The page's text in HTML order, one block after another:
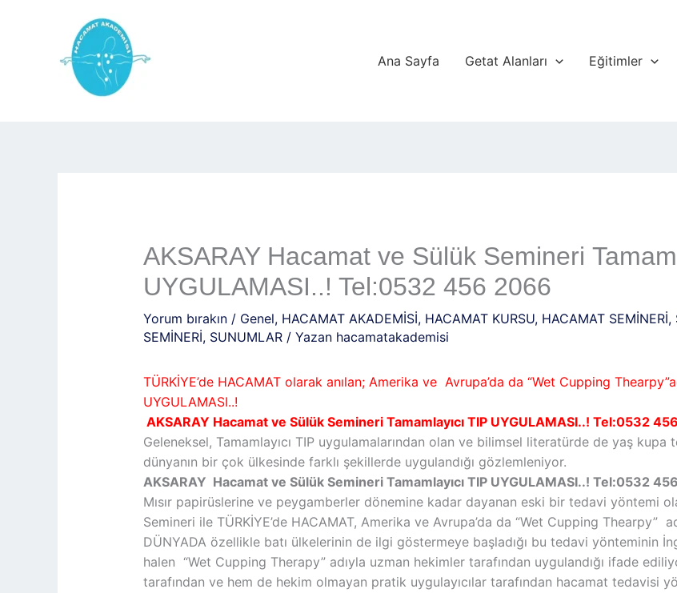
Ana Sayfa
Getat Alanları Eğitimler
AKSARAY Hacamat ve Sülük Semineri
UYGULAMASI..! Tel:0532 456 2066
Yorum bırakın / Genel, HACAMAT AKADEMİSİ, HACAMAT KURSU, HACAMAT SEMİNERİ,
SEMİNERİ, SUNUMLAR/ Yazan hacamatakademisi
TÜRKİYE’de HACAMAT olarak anılan; Amerika ve Avrupa’da da “Wet Cupping
UYGULAMASI..!
AKSARAY Hacamat ve Sülük Semineri Tamamlayıcı TIP UYGULAMASI..! Tel:0532
Geleneksel, Tamamlayıcı TIP uygulamalarından olan ve bilimsel literatürde de yaş kupa
dünyanın bir çok ülkesinde farklı şekillerde uygulandığı gözlemleniyor.
AKSARAY Hacamat ve Sülük Semineri Tamamlayıcı TIP UYGULAMASI..! Tel:0532
Mısır papirüslerine ve peygamberler dönemine kadar dayanan eski bir tedavi yöntemi
Semineri ile TÜRKİYE’de HACAMAT, Amerika ve Avrupa’da da “Wet Cupping Thearpy”
DÜNYADA özellikle batı ülkelerinin de ilgi göstermeye başladığı bu tedavi yönteminin
halen “Wet Cupping Therapy” adıyla uzman hekimler tarafından uygulandığı ifade
tarafından ve hem de hekim olmayan pratik uygulayıcılar tarafından hacamat tedavisi